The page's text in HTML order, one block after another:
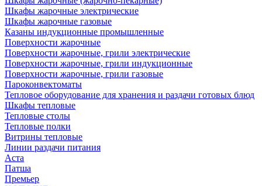
Шкафы жарочные электрические
Шкафы жарочные газовые
Казаны индукционные промышленные
Поверхности жарочные
Поверхности жарочные, грили электрические
Поверхности жарочные, грили индукционные
Поверхности жарочные, грили газовые
Пароконвектоматы
Тепловое оборудование для хранения и раздачи готовых блюд
Шкафы тепловые
Тепловые столы
Тепловые полки
Витрины тепловые
Линии раздачи питания
Аста
Патша
Премьер